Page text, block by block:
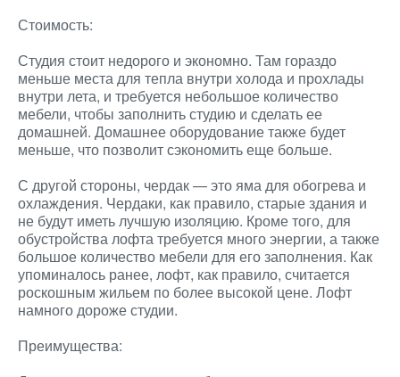
Стоимость:
Студия стоит недорого и экономно. Там гораздо
меньше места для тепла внутри холода и прохлады
внутри лета, и требуется небольшое количество
мебели, чтобы заполнить студию и сделать ее
домашней. Домашнее оборудование также будет
меньше, что позволит сэкономить еще больше.
С другой стороны, чердак — это яма для обогрева и
охлаждения. Чердаки, как правило, старые здания и
не будут иметь лучшую изоляцию. Кроме того, для
обустройства лофта требуется много энергии, а также
большое количество мебели для его заполнения. Как
упоминалось ранее, лофт, как правило, считается
роскошным жильем по более высокой цене. Лофт
намного дороже студии.
Преимущества: